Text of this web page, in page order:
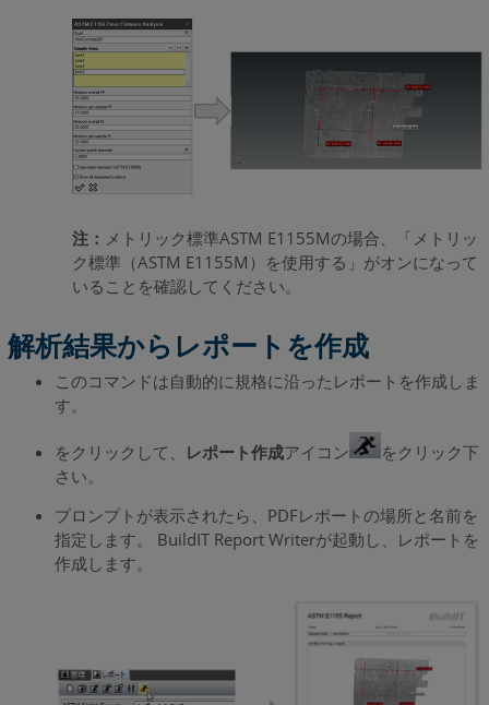
注： メトリック標準ASTM E1155Mの場合、「メトリッ
ク標準（ASTM E1155M）を使用する」がオンになって
いることを確認してください。
解析結果からレポートを作成
このコマンドは自動的に規格に沿ったレポートを作成しま
す。
をクリックして、 レポート作成アイコン
をクリック下
さい。
プロンプトが表示されたら、PDFレポートの場所と名前を
指定します。 BuildIT Report Writerが起動し、レポートを
作成します。